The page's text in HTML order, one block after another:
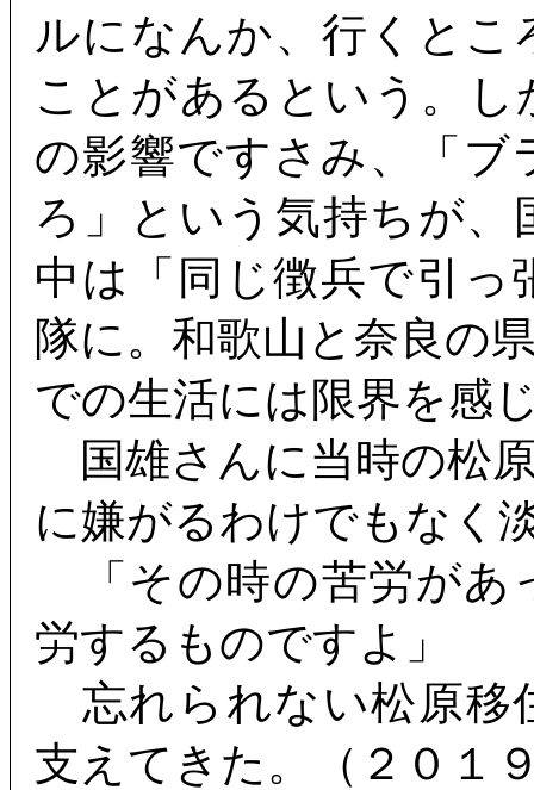
ルになんか、行くと
ことがあるという。
の影響ですさみ、「ブ
ろ」という気持ちが
中は「同じ徴兵で引
隊に。和歌山と奈良の
での生活には限界を感
国雄さんに当時の松
に嫌がるわけでもなく
「その時の苦労があ
労するものですよ」
忘れられない松原移
支えてきた。（２０１